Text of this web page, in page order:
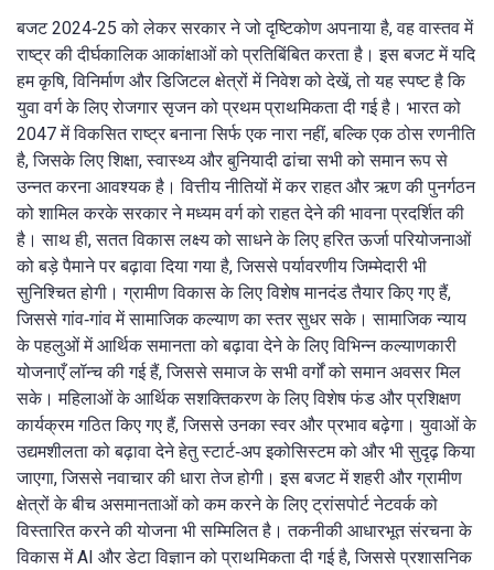
बजट 2024‑25 को लेकर सरकार ने जो दृष्टिकोण अपनाया है, वह वास्तव में
राष्ट्र की दीर्घकालिक आकांक्षाओं को प्रतिबिंबित करता है। इस बजट में यदि
हम कृषि, विनिर्माण और डिजिटल क्षेत्रों में निवेश को देखें, तो यह स्पष्ट है कि
युवा वर्ग के लिए रोजगार सृजन को प्रथम प्राथमिकता दी गई है। भारत को
2047 में विकसित राष्ट्र बनाना सिर्फ एक नारा नहीं, बल्कि एक ठोस रणनीति
है, जिसके लिए शिक्षा, स्वास्थ्य और बुनियादी ढांचा सभी को समान रूप से
उन्नत करना आवश्यक है। वित्तीय नीतियों में कर राहत और ऋण की पुनर्गठन
को शामिल करके सरकार ने मध्यम वर्ग को राहत देने की भावना प्रदर्शित की
है। साथ ही, सतत विकास लक्ष्य को साधने के लिए हरित ऊर्जा परियोजनाओं
को बड़े पैमाने पर बढ़ावा दिया गया है, जिससे पर्यावरणीय जिम्मेदारी भी
सुनिश्चित होगी। ग्रामीण विकास के लिए विशेष मानदंड तैयार किए गए हैं,
जिससे गांव‑गांव में सामाजिक कल्याण का स्तर सुधर सके। सामाजिक न्याय
के पहलुओं में आर्थिक समानता को बढ़ावा देने के लिए विभिन्न कल्याणकारी
योजनाएँ लॉन्च की गई हैं, जिससे समाज के सभी वर्गों को समान अवसर मिल
सके। महिलाओं के आर्थिक सशक्तिकरण के लिए विशेष फंड और प्रशिक्षण
कार्यक्रम गठित किए गए हैं, जिससे उनका स्वर और प्रभाव बढ़ेगा। युवाओं के
उद्यमशीलता को बढ़ावा देने हेतु स्टार्ट‑अप इकोसिस्टम को और भी सुदृढ़ किया
जाएगा, जिससे नवाचार की धारा तेज होगी। इस बजट में शहरी और ग्रामीण
क्षेत्रों के बीच असमानताओं को कम करने के लिए ट्रांसपोर्ट नेटवर्क को
विस्तारित करने की योजना भी सम्मिलित है। तकनीकी आधारभूत संरचना के
विकास में AI और डेटा विज्ञान को प्राथमिकता दी गई है, जिससे प्रशासनिक